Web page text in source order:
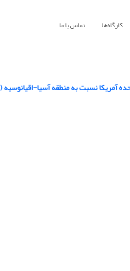
کارگاه‌ها تماس با ما
نسبت به منطقه آسیا-اقیانوسیه (2022-2009)